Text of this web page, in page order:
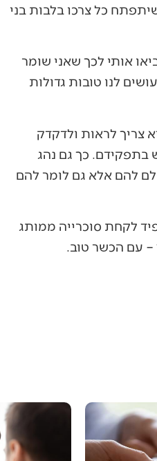
כל צרכו בלבות בני
אותי לכך שאני שומר
לנו טובות גדולות
צריך לראות ולדקדק
בתפקידם. כך גם נהג
להם אלא גם לומר להם
לקחת סוכרייה ממותג
– עם הכשר טוב.